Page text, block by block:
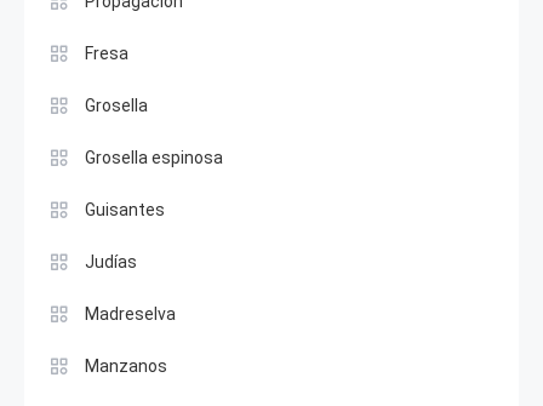
Fresa
Grosella
Grosella espinosa
Guisantes
Judías
Madreselva
Manzanos